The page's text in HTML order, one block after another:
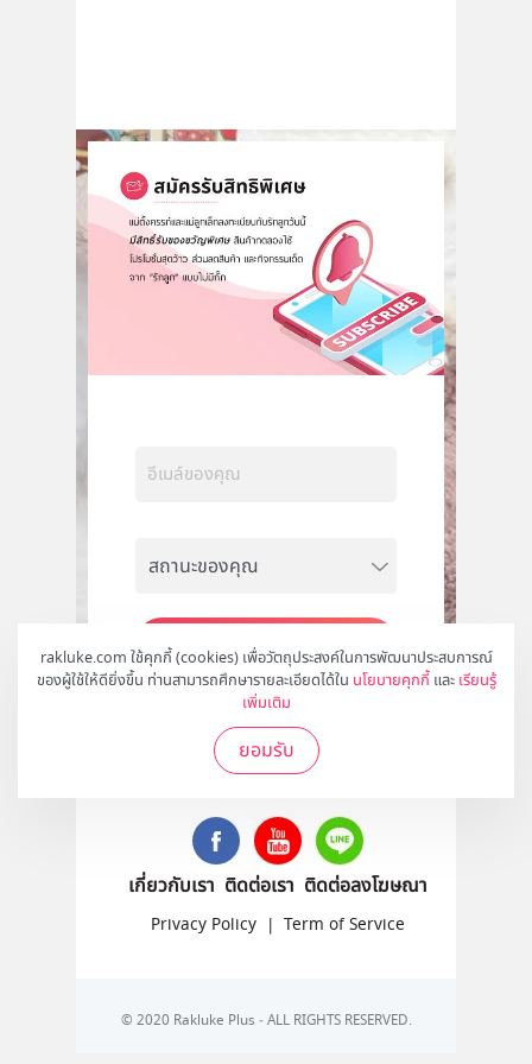
rakluke.com ใช้คุกกี้ (cookies) เพื่อวัตถุประสงค์ในการพัฒนาประสบการณ์
ของผู้ใช้ให้ดียิ่งขึ้น ท่านสามารถศึกษารายละเอียดได้ใน นโยบายคุกกี้ และ เรียนรู้
เพิ่มเติม
ยอมรับ
สมัคร
ติดตามเราได้ที่
เกี่ยวกับเรา ติดต่อเรา ติดต่อลงโฆษณา
Privacy Policy | Term of Service
© 2020 Rakluke Plus - ALL RIGHTS RESERVED.